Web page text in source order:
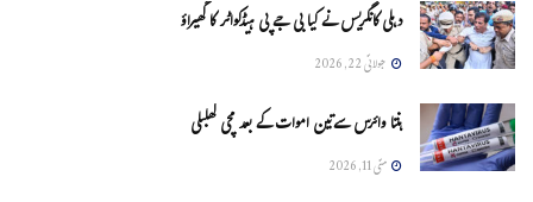
دہلی کانگریس نے کیا بی جے پی ہیڈکواٹر کا گھیراؤ
جولائی 22, 2026
ہنتا وائرس سےتین اموات کے بعد مچی کھلبلی
مئی 11, 2026